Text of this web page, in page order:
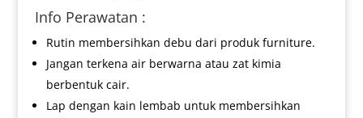
Info Perawatan :
Rutin membersihkan debu dari produk furniture.
Jangan terkena air berwarna atau zat kimia
berbentuk cair.
Lap dengan kain lembab untuk membersihkan